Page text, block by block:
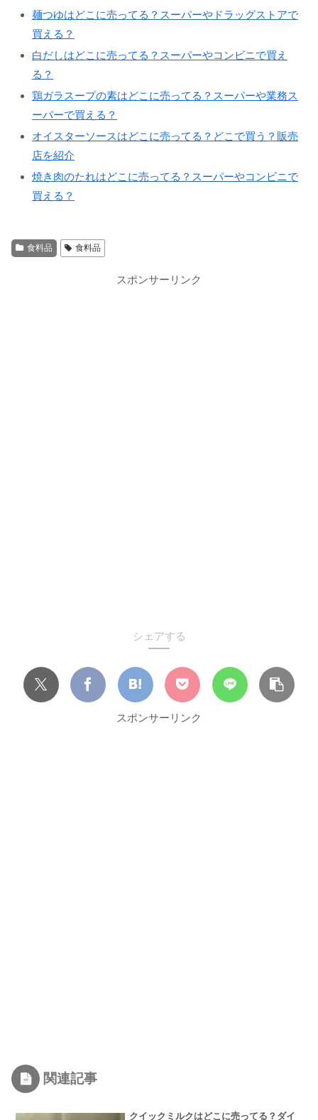
麺つゆはどこに売ってる？スーパーやドラッグストアで
買える？
白だしはどこに売ってる？スーパーやコンビニで買え
る？
鶏ガラスープの素はどこに売ってる？スーパーや業務ス
ーパーで買える？
オイスターソースはどこに売ってる？どこで買う？販売
店を紹介
焼き肉のたれはどこに売ってる？スーパーやコンビニで
買える？
食料品 食料品
スポンサーリンク
シェアする
スポンサーリンク
関連記事
クイックミルクはどこに売ってる？ダイ